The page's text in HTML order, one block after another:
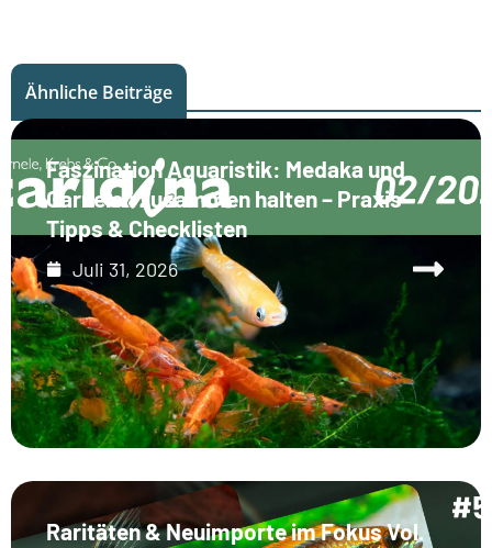
Ähnliche Beiträge
Faszination Aquaristik: Medaka und
Garnelen zusammen halten – Praxis-
Tipps & Checklisten
Juli 31, 2026
Raritäten & Neuimporte im Fokus Vol.